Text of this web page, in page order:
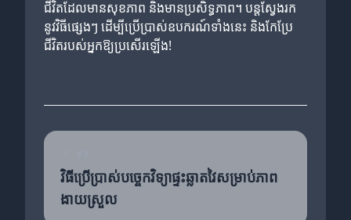
ជីវិតដែលមានសុខភាព និងមានប្រសិទ្ធភាព។ បន្តស្វែងរក
នូវវិធីផ្សេងៗ ដើម្បីប្រើប្រាស់ឧបករណ៍ទាំងនេះ និងកែប្រែ
ជីវិតរបស់អ្នកឱ្យប្រសើរឡើង!
វិធីប្រើប្រាស់បច្ចេកវិទ្យាផ្ទះឆ្លាតវៃសម្រាប់ភាព
ងាយស្រួល